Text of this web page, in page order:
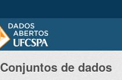
Conjuntos de dados